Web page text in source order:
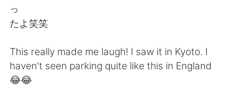
English
Español العربية
Français
っ
たよ笑笑
This really made me laugh! I saw it in Kyoto. I
haven't seen parking quite like this in England
😂😂